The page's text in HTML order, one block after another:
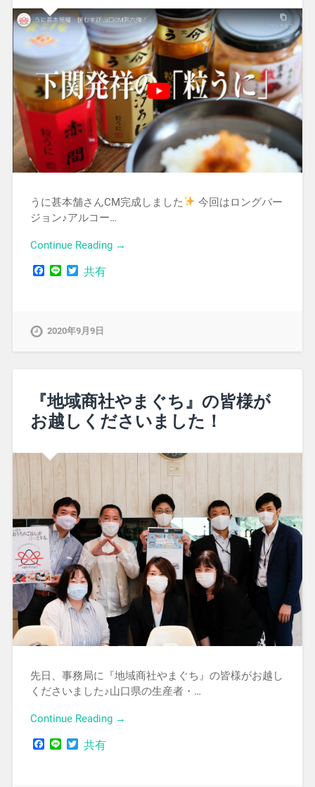
うに甚本舗さんCM完成しました
今回はロングバー
ジョン♪アルコー…
Continue Reading →
Facebook
LineTwitter
共有
2020年9月9日
『地域商社やまぐち』の皆様が
お越しくださいました！
先日、事務局に『地域商社やまぐち』の皆様がお越し
くださいました♪山口県の生産者・…
Continue Reading →
Facebook
LineTwitter
共有